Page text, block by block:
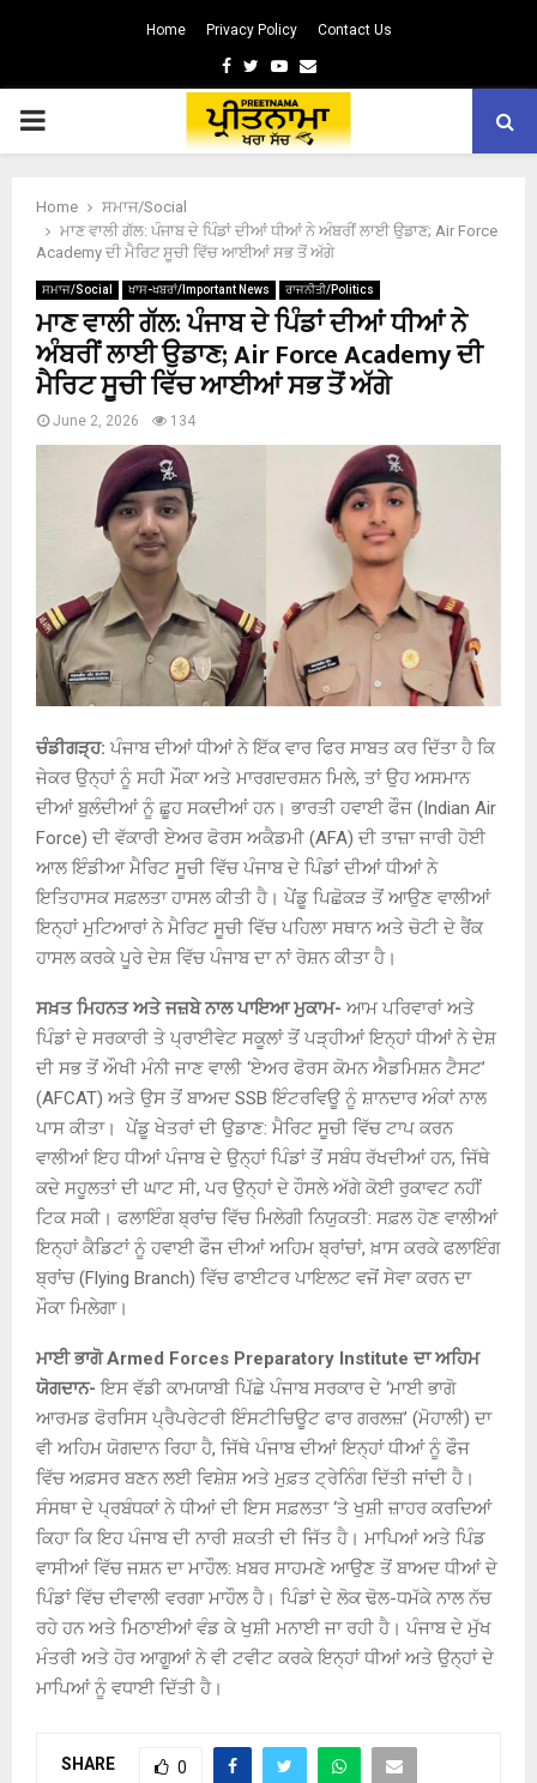
Home Privacy Policy Contact Us
Facebook
TwitterYoutube
Email
PRIMARY
Home
ਸਮਾਜ/Social
ਮਾਣ ਵਾਲੀ ਗੱਲ: ਪੰਜਾਬ ਦੇ ਪਿੰਡਾਂ ਦੀਆਂ ਧੀਆਂ ਨੇ ਅੰਬਰੀਂ ਲਾਈ ਉਡਾਣ; Air Force
Academy ਦੀ ਮੈਰਿਟ ਸੂਚੀ ਵਿੱਚ ਆਈਆਂ ਸਭ ਤੋਂ ਅੱਗੇ
ਸਮਾਜ/Social ਖਾਸ-ਖਬਰਾਂ/Important News ਰਾਜਨੀਤੀ/Politics
ਮਾਣ ਵਾਲੀ ਗੱਲ: ਪੰਜਾਬ ਦੇ ਪਿੰਡਾਂ ਦੀਆਂ ਧੀਆਂ ਨੇ
ਅੰਬਰੀਂ ਲਾਈ ਉਡਾਣ; Air Force Academy ਦੀ
ਮੈਰਿਟ ਸੂਚੀ ਵਿੱਚ ਆਈਆਂ ਸਭ ਤੋਂ ਅੱਗੇ
June 2, 2026 134
ਚੰਡੀਗੜ੍ਹ: ਪੰਜਾਬ ਦੀਆਂ ਧੀਆਂ ਨੇ ਇੱਕ ਵਾਰ ਫਿਰ ਸਾਬਤ ਕਰ ਦਿੱਤਾ ਹੈ ਕਿ
ਜੇਕਰ ਉਨ੍ਹਾਂ ਨੂੰ ਸਹੀ ਮੌਕਾ ਅਤੇ ਮਾਰਗਦਰਸ਼ਨ ਮਿਲੇ, ਤਾਂ ਉਹ ਅਸਮਾਨ
ਦੀਆਂ ਬੁਲੰਦੀਆਂ ਨੂੰ ਛੂਹ ਸਕਦੀਆਂ ਹਨ। ਭਾਰਤੀ ਹਵਾਈ ਫੌਜ (Indian Air
Force) ਦੀ ਵੱਕਾਰੀ ਏਅਰ ਫੋਰਸ ਅਕੈਡਮੀ (AFA) ਦੀ ਤਾਜ਼ਾ ਜਾਰੀ ਹੋਈ
ਆਲ ਇੰਡੀਆ ਮੈਰਿਟ ਸੂਚੀ ਵਿੱਚ ਪੰਜਾਬ ਦੇ ਪਿੰਡਾਂ ਦੀਆਂ ਧੀਆਂ ਨੇ
ਇਤਿਹਾਸਕ ਸਫ਼ਲਤਾ ਹਾਸਲ ਕੀਤੀ ਹੈ। ਪੇਂਡੂ ਪਿਛੋਕੜ ਤੋਂ ਆਉਣ ਵਾਲੀਆਂ
ਇਨ੍ਹਾਂ ਮੁਟਿਆਰਾਂ ਨੇ ਮੈਰਿਟ ਸੂਚੀ ਵਿੱਚ ਪਹਿਲਾ ਸਥਾਨ ਅਤੇ ਚੋਟੀ ਦੇ ਰੈਂਕ
ਹਾਸਲ ਕਰਕੇ ਪੂਰੇ ਦੇਸ਼ ਵਿੱਚ ਪੰਜਾਬ ਦਾ ਨਾਂ ਰੋਸ਼ਨ ਕੀਤਾ ਹੈ।
ਸਖ਼ਤ ਮਿਹਨਤ ਅਤੇ ਜਜ਼ਬੇ ਨਾਲ ਪਾਇਆ ਮੁਕਾਮ- ਆਮ ਪਰਿਵਾਰਾਂ ਅਤੇ
ਪਿੰਡਾਂ ਦੇ ਸਰਕਾਰੀ ਤੇ ਪ੍ਰਾਈਵੇਟ ਸਕੂਲਾਂ ਤੋਂ ਪੜ੍ਹੀਆਂ ਇਨ੍ਹਾਂ ਧੀਆਂ ਨੇ ਦੇਸ਼
ਦੀ ਸਭ ਤੋਂ ਔਖੀ ਮੰਨੀ ਜਾਣ ਵਾਲੀ ‘ਏਅਰ ਫੋਰਸ ਕੋਮਨ ਐਡਮਿਸ਼ਨ ਟੈਸਟ’
(AFCAT) ਅਤੇ ਉਸ ਤੋਂ ਬਾਅਦ SSB ਇੰਟਰਵਿਊ ਨੂੰ ਸ਼ਾਨਦਾਰ ਅੰਕਾਂ ਨਾਲ
ਪਾਸ ਕੀਤਾ। ਪੇਂਡੂ ਖੇਤਰਾਂ ਦੀ ਉਡਾਣ: ਮੈਰਿਟ ਸੂਚੀ ਵਿੱਚ ਟਾਪ ਕਰਨ
ਵਾਲੀਆਂ ਇਹ ਧੀਆਂ ਪੰਜਾਬ ਦੇ ਉਨ੍ਹਾਂ ਪਿੰਡਾਂ ਤੋਂ ਸਬੰਧ ਰੱਖਦੀਆਂ ਹਨ, ਜਿੱਥੇ
ਕਦੇ ਸਹੂਲਤਾਂ ਦੀ ਘਾਟ ਸੀ, ਪਰ ਉਨ੍ਹਾਂ ਦੇ ਹੌਸਲੇ ਅੱਗੇ ਕੋਈ ਰੁਕਾਵਟ ਨਹੀਂ
ਟਿਕ ਸਕੀ। ਫਲਾਇੰਗ ਬ੍ਰਾਂਚ ਵਿੱਚ ਮਿਲੇਗੀ ਨਿਯੁਕਤੀ: ਸਫ਼ਲ ਹੋਣ ਵਾਲੀਆਂ
ਇਨ੍ਹਾਂ ਕੈਡਿਟਾਂ ਨੂੰ ਹਵਾਈ ਫੌਜ ਦੀਆਂ ਅਹਿਮ ਬ੍ਰਾਂਚਾਂ, ਖ਼ਾਸ ਕਰਕੇ ਫਲਾਇੰਗ
ਬ੍ਰਾਂਚ (Flying Branch) ਵਿੱਚ ਫਾਈਟਰ ਪਾਇਲਟ ਵਜੋਂ ਸੇਵਾ ਕਰਨ ਦਾ
ਮੌਕਾ ਮਿਲੇਗਾ।
ਮਾਈ ਭਾਗੋ Armed Forces Preparatory Institute ਦਾ ਅਹਿਮ
ਯੋਗਦਾਨ-ਇਸ ਵੱਡੀ ਕਾਮਯਾਬੀ ਪਿੱਛੇ ਪੰਜਾਬ ਸਰਕਾਰ ਦੇ ‘ਮਾਈ ਭਾਗੋ
ਆਰਮਡ ਫੋਰਸਿਸ ਪ੍ਰੈਪਰੇਟਰੀ ਇੰਸਟੀਚਿਊਟ ਫਾਰ ਗਰਲਜ਼’ (ਮੋਹਾਲੀ) ਦਾ
ਵੀ ਅਹਿਮ ਯੋਗਦਾਨ ਰਿਹਾ ਹੈ, ਜਿੱਥੇ ਪੰਜਾਬ ਦੀਆਂ ਇਨ੍ਹਾਂ ਧੀਆਂ ਨੂੰ ਫੌਜ
ਵਿੱਚ ਅਫ਼ਸਰ ਬਣਨ ਲਈ ਵਿਸ਼ੇਸ਼ ਅਤੇ ਮੁਫ਼ਤ ਟ੍ਰੇਨਿੰਗ ਦਿੱਤੀ ਜਾਂਦੀ ਹੈ।
ਸੰਸਥਾ ਦੇ ਪ੍ਰਬੰਧਕਾਂ ਨੇ ਧੀਆਂ ਦੀ ਇਸ ਸਫ਼ਲਤਾ ‘ਤੇ ਖੁਸ਼ੀ ਜ਼ਾਹਰ ਕਰਦਿਆਂ
ਕਿਹਾ ਕਿ ਇਹ ਪੰਜਾਬ ਦੀ ਨਾਰੀ ਸ਼ਕਤੀ ਦੀ ਜਿੱਤ ਹੈ। ਮਾਪਿਆਂ ਅਤੇ ਪਿੰਡ
ਵਾਸੀਆਂ ਵਿੱਚ ਜਸ਼ਨ ਦਾ ਮਾਹੌਲ: ਖ਼ਬਰ ਸਾਹਮਣੇ ਆਉਣ ਤੋਂ ਬਾਅਦ ਧੀਆਂ ਦੇ
ਪਿੰਡਾਂ ਵਿੱਚ ਦੀਵਾਲੀ ਵਰਗਾ ਮਾਹੌਲ ਹੈ। ਪਿੰਡਾਂ ਦੇ ਲੋਕ ਢੋਲ-ਧਮੱਕੇ ਨਾਲ ਨੱਚ
ਰਹੇ ਹਨ ਅਤੇ ਮਿਠਾਈਆਂ ਵੰਡ ਕੇ ਖੁਸ਼ੀ ਮਨਾਈ ਜਾ ਰਹੀ ਹੈ। ਪੰਜਾਬ ਦੇ ਮੁੱਖ
ਮੰਤਰੀ ਅਤੇ ਹੋਰ ਆਗੂਆਂ ਨੇ ਵੀ ਟਵੀਟ ਕਰਕੇ ਇਨ੍ਹਾਂ ਧੀਆਂ ਅਤੇ ਉਨ੍ਹਾਂ ਦੇ
ਮਾਪਿਆਂ ਨੂੰ ਵਧਾਈ ਦਿੱਤੀ ਹੈ।
SHARE 0